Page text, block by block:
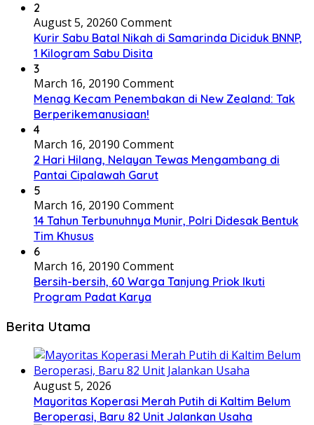
2
August 5, 20260 Comment
Kurir Sabu Batal Nikah di Samarinda Diciduk BNNP,
1 Kilogram Sabu Disita
3
March 16, 20190 Comment
Menag Kecam Penembakan di New Zealand: Tak
Berperikemanusiaan!
4
March 16, 20190 Comment
2 Hari Hilang, Nelayan Tewas Mengambang di
Pantai Cipalawah Garut
5
March 16, 20190 Comment
14 Tahun Terbunuhnya Munir, Polri Didesak Bentuk
Tim Khusus
6
March 16, 20190 Comment
Bersih-bersih, 60 Warga Tanjung Priok Ikuti
Program Padat Karya
Berita Utama
August 5, 2026
Mayoritas Koperasi Merah Putih di Kaltim Belum
Beroperasi, Baru 82 Unit Jalankan Usaha